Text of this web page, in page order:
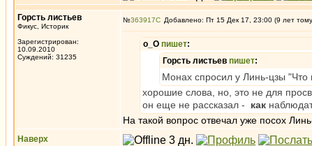
Горсть листьев
Фикус, Историк
Зарегистрирован:
10.09.2010
Суждений: 31235
№363917 Добавлено: Пт 15 Дек 17, 23:00 (9 лет
о_О пишет:
Горсть листьев пишет:
Монах спросил у Линь-цзы "Что
хорошие слова, но, это не для
он еще не рассказал - как
На такой вопрос отвечал уже посох
Наверх